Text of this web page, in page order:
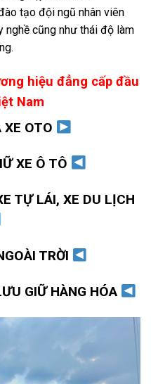
tạo đội ngũ nhân viên
nghề cũng như thái độ làm
hiệu đẳng cấp đầu
Nam
XE OTO
XE Ô TÔ
TỰ LÁI, XE DU LỊCH
TRỜI
GIỮ HÀNG HÓA